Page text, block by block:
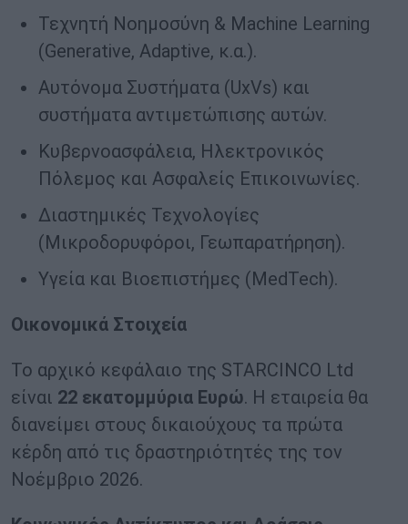
Τεχνητή Νοημοσύνη & Machine Learning
(Generative, Adaptive, κ.α.).
Αυτόνομα Συστήματα (UxVs) και
συστήματα αντιμετώπισης αυτών.
Κυβερνοασφάλεια, Ηλεκτρονικός
Πόλεμος και Ασφαλείς Επικοινωνίες.
Διαστημικές Τεχνολογίες
(Μικροδορυφόροι, Γεωπαρατήρηση).
Υγεία και Βιοεπιστήμες (MedTech).
Οικονομικά Στοιχεία
Το αρχικό κεφάλαιο της STARCINCO Ltd
είναι 22 εκατομμύρια Ευρώ. Η εταιρεία θα
διανείμει στους δικαιούχους τα πρώτα
κέρδη από τις δραστηριότητές της τον
Νοέμβριο 2026.